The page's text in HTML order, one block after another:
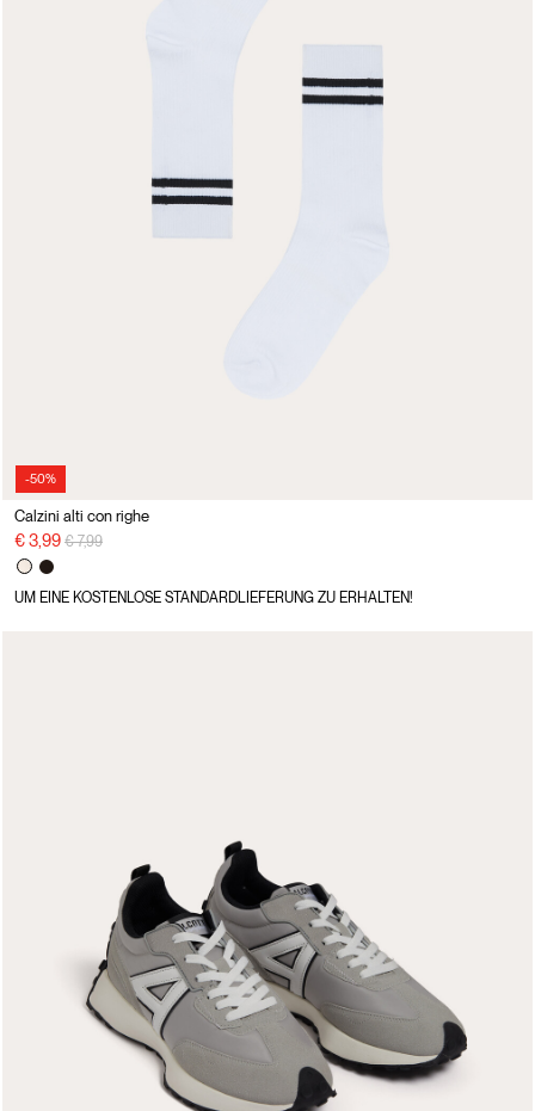
-50%
Calzini alti con righe
€ 3,99 Preisreduzierung von
€ 7,99auf
UM EINE KOSTENLOSE STANDARDLIEFERUNG ZU ERHALTEN!